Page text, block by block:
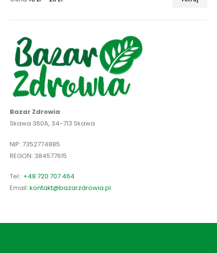
Bazar Zdrowia
Skawa 360A, 34-713 Skawa
NIP: 7352774885
REGON: 384577615
Tel.: +48 720 707 464
Email: kontakt@bazarzdrowia.pl